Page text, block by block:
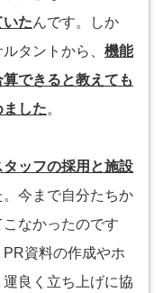
いたんです。しか
タントから、 機能
できると教えても
した。
タッフの採用と施設
今まで自分たちか
なかったのです
資料の作成やホ
良く立ち上げに協